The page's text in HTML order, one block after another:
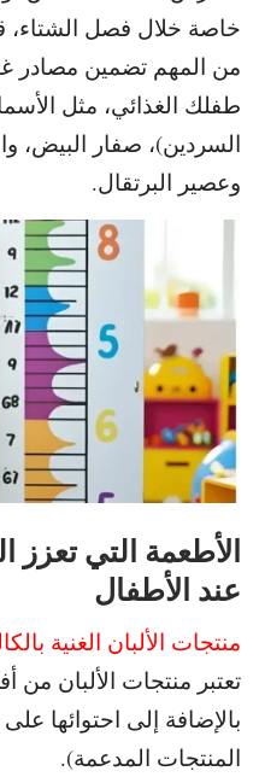
خاصة خلال فصل الشتاء،
من المهم تضمين مصادر
طفلك الغذائي، مثل
السردين)، صفار البيض،
وعصير البرتقال.
الأطعمة التي تعزز
عند الأطفال
منتجات الألبان الغنية
تعتبر منتجات الألبان من
بالإضافة إلى احتوائها
المنتجات المدعمة).